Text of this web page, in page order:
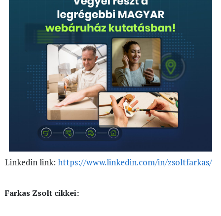
Linkedin link: https://www.linkedin.com/in/zsoltfarkas/
Farkas Zsolt cikkei: